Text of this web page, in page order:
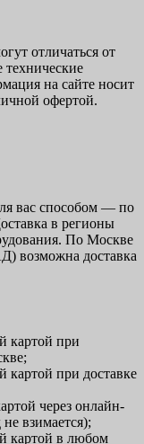
отличаться от
технические
на сайте носит
офертой.
вас способом — по
в регионы
По Москве
возможна доставка
картой при
картой при доставке
через онлайн-
взимается);
картой в любом